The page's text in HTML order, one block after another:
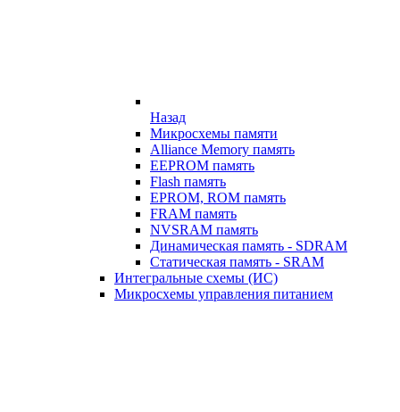
Назад
Микросхемы памяти
Alliance Memory память
EEPROM память
Flash память
EPROM, ROM память
FRAM память
NVSRAM память
Динамическая память - SDRAM
Статическая память - SRAM
Интегральные схемы (ИС)
Микросхемы управления питанием